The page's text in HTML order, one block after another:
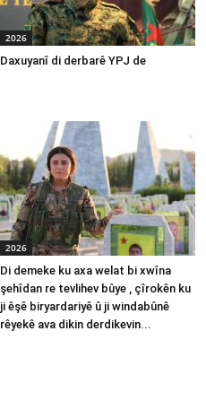
2026
Daxuyanî di derbarê YPJ de
2026
Di demeke ku axa welat bi xwîna
şehîdan re tevlihev bûye , çîrokên ku
ji êşê biryardariyê û ji windabûnê
rêyekê ava dikin derdikevin...